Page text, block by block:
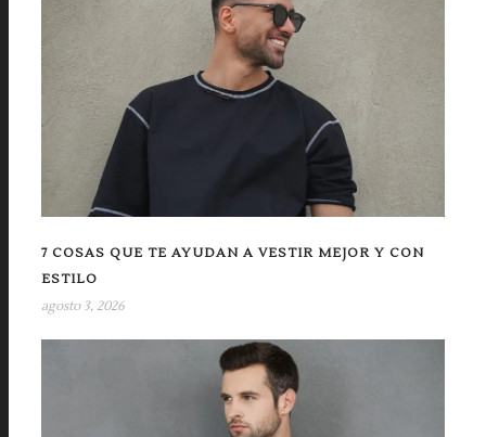
7 COSAS QUE TE AYUDAN A VESTIR MEJOR Y CON
ESTILO
agosto 3, 2026